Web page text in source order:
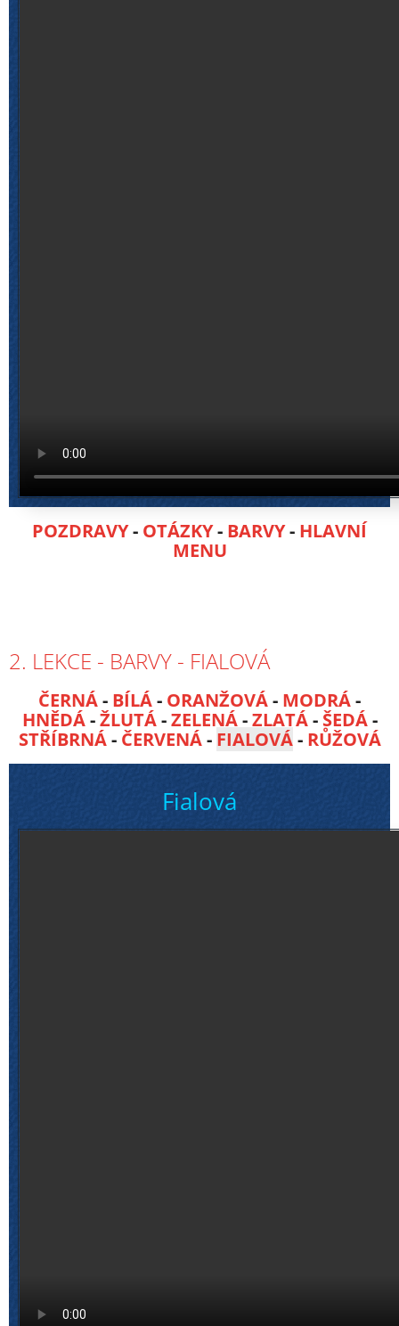
POZDRAVY- OTÁZKY- BARVY- HLAVNÍ
MENU
2. LEKCE - BARVY - FIALOVÁ
ČERNÁ- BÍLÁ- ORANŽOVÁ- MODRÁ-
HNĚDÁ-ŽLUTÁ-ZELENÁ-ZLATÁ- ŠEDÁ-
STŘÍBRNÁ- ČERVENÁ- FIALOVÁ- RŮŽOVÁ
Fialová